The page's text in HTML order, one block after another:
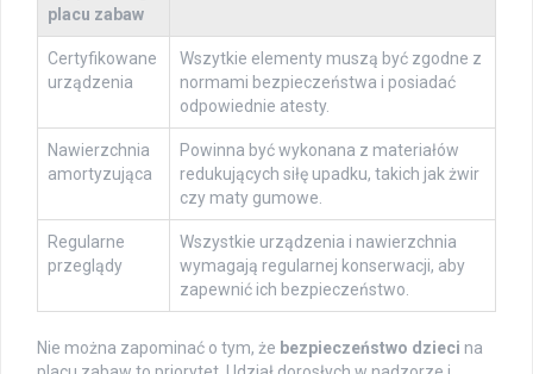
placu zabaw
Certyfikowane
urządzenia
Wszytkie elementy muszą być zgodne z
normami bezpieczeństwa i posiadać
odpowiednie atesty.
Nawierzchnia
amortyzująca
Powinna być wykonana z materiałów
redukujących siłę upadku, takich jak żwir
czy maty gumowe.
Regularne
przeglądy
Wszystkie urządzenia i nawierzchnia
wymagają regularnej konserwacji, aby
zapewnić ich bezpieczeństwo.
Nie można zapominać o tym, że bezpieczeństwo dzieci na